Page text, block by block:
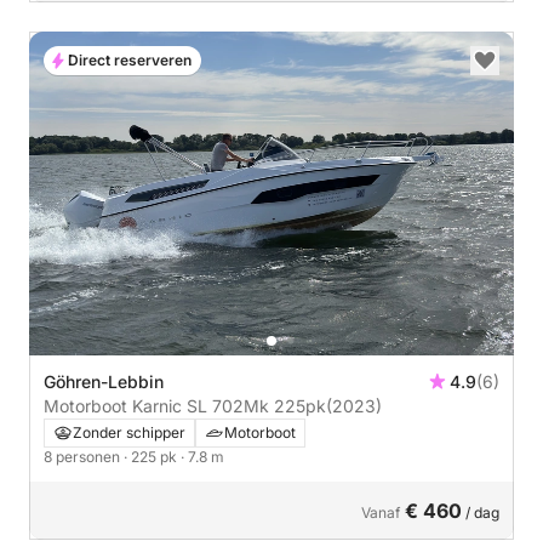
Göhren-Lebbin 4.9(6)
Motorboot Karnic SL 702Mk 225pk(2023)
Zonder schipper
Motorboot
8 personen · 225 pk · 7.8 m
Vanaf € 460 / dag
Direct reserveren